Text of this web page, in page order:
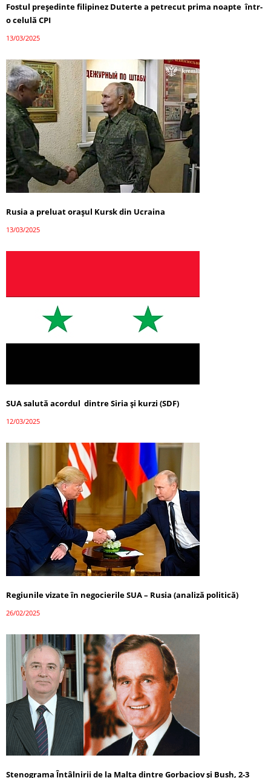
Fostul președinte filipinez Duterte a petrecut prima noapte într-
o celulă CPI
13/03/2025
Rusia a preluat orașul Kursk din Ucraina
13/03/2025
SUA salută acordul dintre Siria și kurzi (SDF)
12/03/2025
Regiunile vizate în negocierile SUA – Rusia (analiză politică)
26/02/2025
Stenograma Întâlnirii de la Malta dintre Gorbaciov și Bush, 2-3